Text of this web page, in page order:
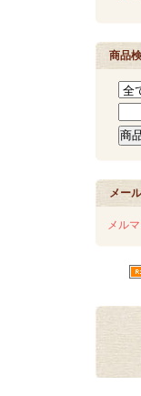
商品
メー
メル